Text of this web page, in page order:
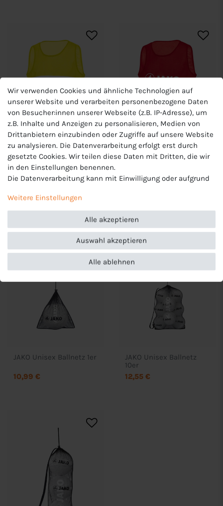
JAKO Unisex
Kennzeichnungshemd
Stripe
13,99 €
Classic 2.0
13,99 €
JAKO Unisex Ballnetz 1er
10,99 €
JAKO Unisex Ballnetz
10er
12,55 €
Wir verwenden Cookies und ähnliche Technologien auf
unserer Website und verarbeiten personenbezogene Daten
von Besucher:innen unserer Webseite (z.B. IP-Adresse), um
z.B. Inhalte und Anzeigen zu personalisieren, Medien von
Drittanbietern einzubinden oder Zugriffe auf unsere Website
zu analysieren. Die Datenverarbeitung erfolgt erst durch
gesetzte Cookies. Wir teilen diese Daten mit Dritten, die wir
in den Einstellungen benennen.
Die Datenverarbeitung kann mit Einwilligung oder aufgrund
kann erteilt oder abgelehnt werden. Es besteht das Recht,
nicht einzuwilligen und die Einwilligung zu einem späteren
Zeitpunkt zu ändern oder zu widerrufen. Beachten Sie unser
Impressumund weitere Hinweise zur Verwendung
personenbezogener Daten in unsererDaten­schutz­erklärung
Weitere Einstellungen
Alle akzeptieren
Alle ablehnen
Auswahl akzeptieren